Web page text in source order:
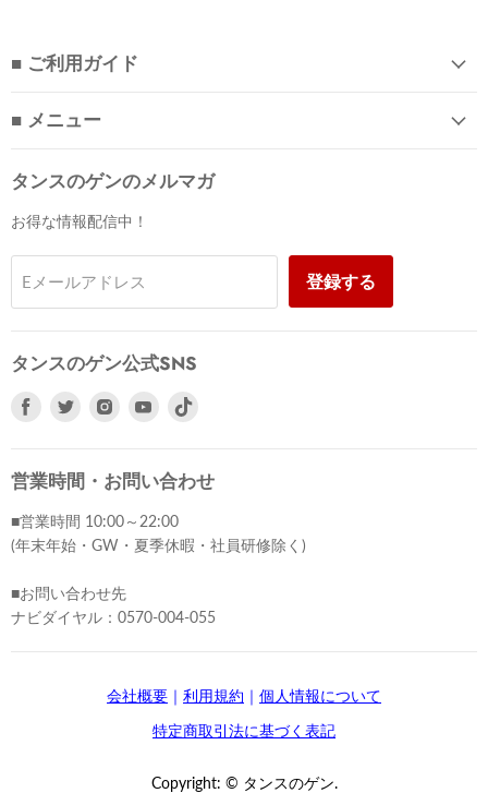
■ ご利用ガイド
■ メニュー
タンスのゲンのメルマガ
お得な情報配信中！
Eメールアドレス 登録する
タンスのゲン公式SNS
Facebook
つ
て
く
さ
い
Twitter
つ
て
く
さ
い
Instagram
つ
て
く
さ
い
Youtube
つ
て
く
い
営業時間・お問い合わせ
■営業時間 10:00～22:00
(年末年始・GW・夏季休暇・社員研修除く)
■お問い合わせ先
ナビダイヤル：0570-004-055
会社概要 ｜ 利用規約 ｜ 個人情報について
特定商取引法に基づく表記
Copyright: © タンスのゲン.